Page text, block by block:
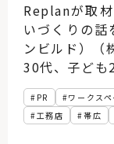
PR ワークスペ
工務店
帯広
Replanが取
いづくりの
ンビルド）
30代、子ども